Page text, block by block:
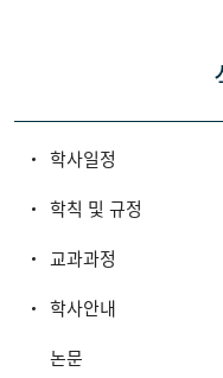
학사일정
학칙 및 규정
교과과정
학사안내
논문